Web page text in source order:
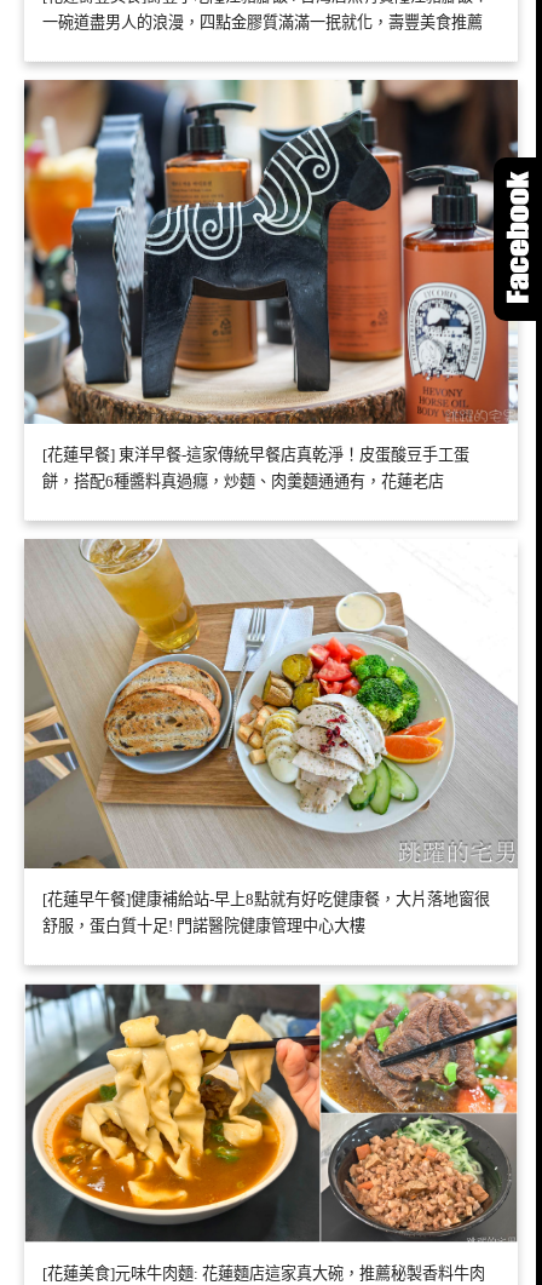
一碗道盡男人的浪漫，四點金膠質滿滿一抿就化，壽豐美食推薦
[花蓮早餐] 東洋早餐-這家傳統早餐店真乾淨！皮蛋酸豆手工蛋
餅，搭配6種醬料真過癮，炒麵、肉羹麵通通有，花蓮老店
[花蓮早午餐]健康補給站-早上8點就有好吃健康餐，大片落地窗很
舒服，蛋白質十足! 門諾醫院健康管理中心大樓
[花蓮美食]元味牛肉麵: 花蓮麵店這家真大碗，推薦秘製香料牛肉